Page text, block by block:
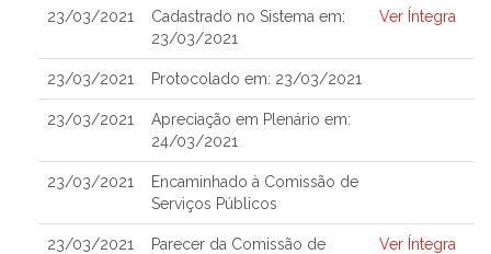
23/03/2021
Cadastrado no Sistema em:
23/03/2021
Ver Íntegra
23/03/2021 Protocolado em: 23/03/2021
23/03/2021
Apreciação em Plenário em:
24/03/2021
23/03/2021
Encaminhado à Comissão de
Serviços Públicos
23/03/2021
Parecer da Comissão de
Ver Íntegra